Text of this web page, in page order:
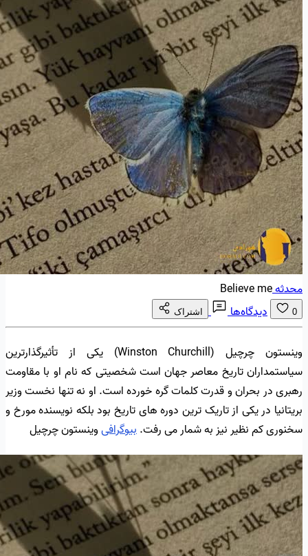
محدثهBelieve me
0 دیدگاه‌ها اشتراک
وینستون چرچیل (Winston Churchill) یکی از تأثیرگذارترین
سیاستمداران تاریخ معاصر جهان است شخصیتی که نام او با مقاومت
رهبری در بحران و قدرت کلمات گره خورده است. او نه تنها نخست وزیر
بریتانیا در یکی از تاریک ترین دوره های تاریخ بود بلکه نویسنده مورخ و
سخنوری کم نظیر نیز به شمار می رفت.بیوگرافیوینستون چرچیل